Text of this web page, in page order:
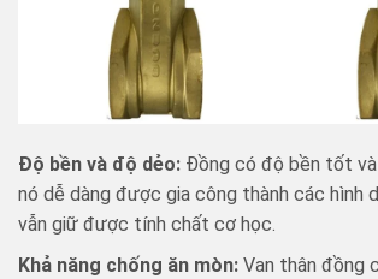
Độ bền và độ dẻo: Đồng có độ bền tốt
nó dễ dàng được gia công thành các hình
vẫn giữ được tính chất cơ học.
Khả năng chống ăn mòn: Van thân đồng